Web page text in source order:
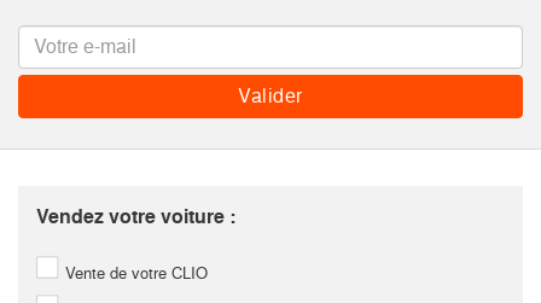
Vendez votre voiture :
Vente de votre CLIO